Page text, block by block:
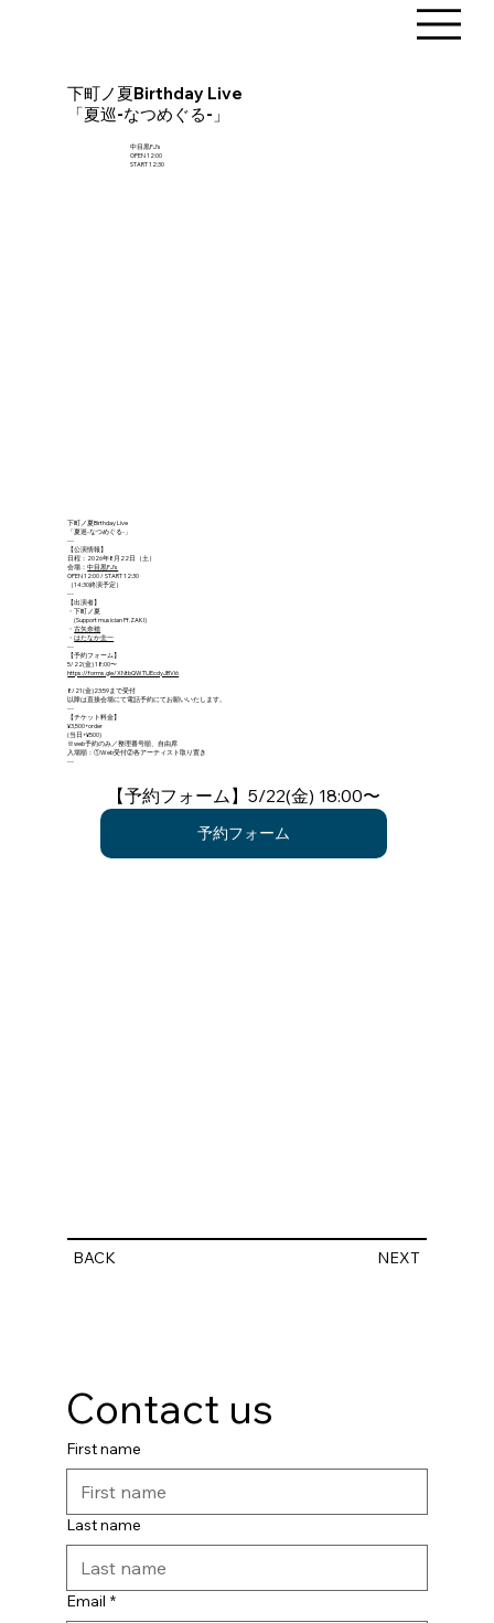
下町ノ夏Birthday Live
「夏巡-なつめぐる-」
中目黒FJ's
OPEN 12:00
START 12:30
下町ノ夏Birthday Live
「夏巡-なつめぐる-」
---
【公演情報】
日程：2026年8月22日（土）
会場：中目黒FJ's
OPEN 12:00 / START 12:30
（14:30終演予定）
---
【出演者】
・下町ノ夏
(Support musician Pf.ZAKI)
・古矢奈穂
・はたなか圭一
---
【予約フォーム】
5/22(金) 18:00〜
https://forms.gle/XNtbQWTUEcdyJBVi6
8/21(金)23:59まで受付
以降は直接会場にて電話予約にてお願いいたします。
---
【チケット料金】
¥3,500+order
(当日+¥500)
※web予約のみ／整理番号順、自由席
入場順：①Web受付②各アーティスト取り置き
---
【予約フォーム】5/22(金) 18:00〜
予約フォーム
BACK NEXT
Contact us
First name
Last name
Email *